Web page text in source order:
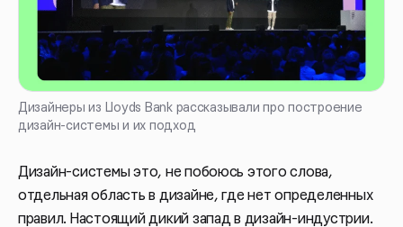
Дизайнеры из Lloyds Bank рассказывали про построение
дизайн-системы и их подход
Дизайн-системы это, не побоюсь этого слова,
отдельная область в дизайне, где нет определенных
правил. Настоящий дикий запад в дизайн-индустрии.